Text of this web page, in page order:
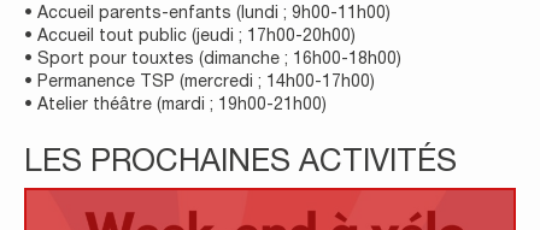
• Accueil parents-enfants (lundi ; 9h00-11h00)
• Accueil tout public (jeudi ; 17h00-20h00)
• Sport pour touxtes (dimanche ; 16h00-18h00)
• Permanence TSP (mercredi ; 14h00-17h00)
• Atelier théâtre (mardi ; 19h00-21h00)
LES PROCHAINES ACTIVITÉS